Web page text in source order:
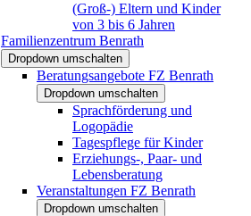
(Groß-) Eltern und Kinder
von 3 bis 6 Jahren
Familienzentrum Benrath
Dropdown umschalten
Beratungsangebote FZ Benrath
Dropdown umschalten
Sprachförderung und
Logopädie
Tagespflege für Kinder
Erziehungs-, Paar- und
Lebensberatung
Veranstaltungen FZ Benrath
Dropdown umschalten